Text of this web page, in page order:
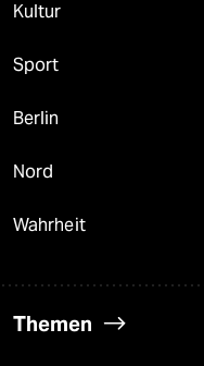
Kultur
Sport
Berlin
Nord
Wahrheit
Themen